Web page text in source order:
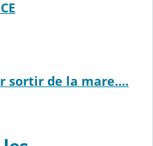
sortir de la mare....